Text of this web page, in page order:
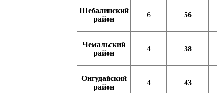
Шебалинский
район
6 56
Чемальский
район
4 38
Онгудайский
район
4 43